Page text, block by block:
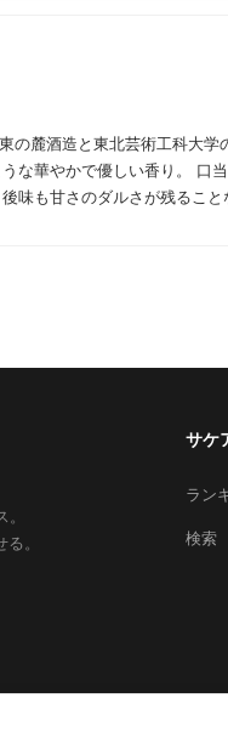
楽しみは奥深いかも。カレ
の麓酒造と東北芸術工科大学
味も甘さのダルさが残るこ
。
サケ
ラン
検索